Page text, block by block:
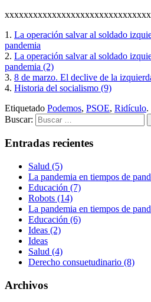
1. La operación salvar al soldado
pandemia
2. La operación salvar al soldado
pandemia (2)
3. 8 de marzo. El declive de la
4. Historia del socialismo (9)
Etiquetado Podemos, PSOE, Ridículo.
Buscar:
Entradas recientes
Salud (5)
La pandemia en tiempos de
Educación (7)
Robots (14)
La pandemia en tiempos de
Educación (6)
Ideas (2)
Ideas
Salud (4)
Derecho consuetudinario (8)
Archivos